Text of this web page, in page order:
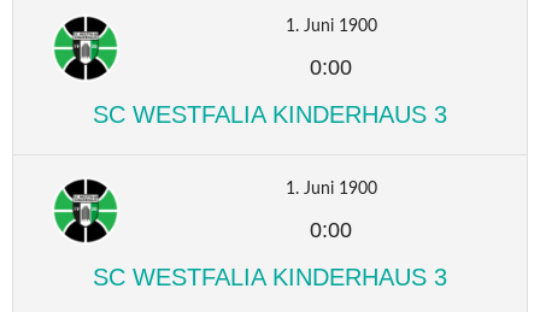
1. Juni 1900
0:00
SC WESTFALIA KINDERHAUS 3
1. Juni 1900
0:00
SC WESTFALIA KINDERHAUS 3